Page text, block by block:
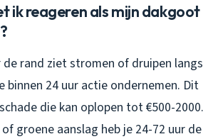
ik reageren als mijn dakgoot
rand ziet stromen of druipen langs
binnen 24 uur actie ondernemen. Dit
die kan oplopen tot €500-2000.
groene aanslag heb je 24-72 uur de